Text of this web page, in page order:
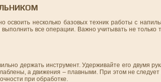
освоить несколько базовых техник работы с
все операции. Важно учитывать не только
держать инструмент. Удерживайте его двумя
а движения – плавными. При этом не следует
при обработке.